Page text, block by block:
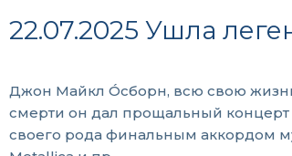
22.07.2025 Ушла
Джон Майкл О́сборн, всю свою
смерти он дал прощальный
своего рода финальным аккордом